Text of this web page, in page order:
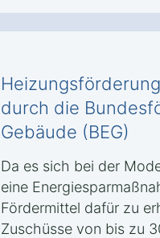
durch die
Gebäude (BEG)
Da es sich bei der
eine
Fördermittel dafür zu
Zuschüsse von bis zu